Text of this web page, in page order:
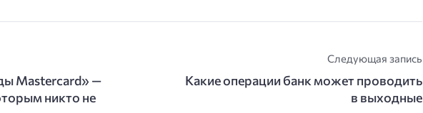
Mastercard» —
никто не
Следующая запись
Какие операции банк может проводить
в выходные